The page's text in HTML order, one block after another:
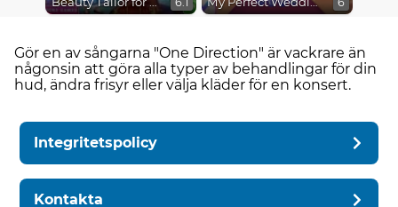
Gör en av sångarna "One Direction" är vackrare än
någonsin att göra alla typer av behandlingar för din
hud, ändra frisyr eller välja kläder för en konsert.
Integritetspolicy
Kontakta